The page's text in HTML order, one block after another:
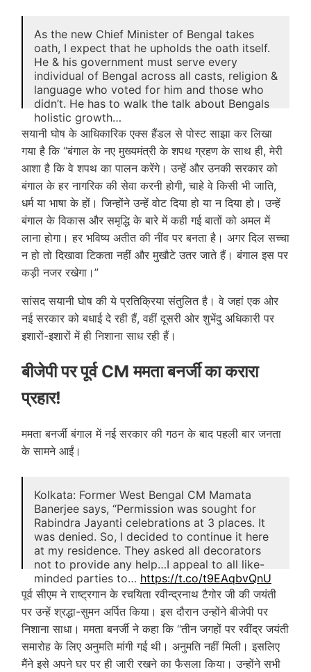
As the new Chief Minister of Bengal takes
oath, I expect that he upholds the oath itself.
He & his government must serve every
individual of Bengal across all casts, religion &
language who voted for him and those who
didn’t. He has to walk the talk about Bengals
holistic growth…
— Saayoni Ghosh (@sayani06)
May 9, 2026
सयानी घोष के आधिकारिक एक्स हैंडल से पोस्ट साझा कर लिखा
गया है कि “बंगाल के नए मुख्यमंत्री के शपथ ग्रहण के साथ ही, मेरी
आशा है कि वे शपथ का पालन करेंगे। उन्हें और उनकी सरकार को
बंगाल के हर नागरिक की सेवा करनी होगी, चाहे वे किसी भी जाति,
धर्म या भाषा के हों। जिन्होंने उन्हें वोट दिया हो या न दिया हो। उन्हें
बंगाल के विकास और समृद्धि के बारे में कही गई बातों को अमल में
लाना होगा। हर भविष्य अतीत की नींव पर बनता है। अगर दिल सच्चा
न हो तो दिखावा टिकता नहीं और मुखौटे उतर जाते हैं। बंगाल इस पर
कड़ी नजर रखेगा।”
सांसद सयानी घोष की ये प्रतिक्रिया संतुलित है। वे जहां एक ओर
नई सरकार को बधाई दे रही हैं, वहीं दूसरी ओर शुभेंदु अधिकारी पर
इशारों-इशारों में ही निशाना साध रही हैं।
बीजेपी पर पूर्व CM ममता बनर्जी का करारा
प्रहार!
ममता बनर्जी बंगाल में नई सरकार की गठन के बाद पहली बार जनता
के सामने आईं।
Kolkata: Former West Bengal CM Mamata
Banerjee says, “Permission was sought for
Rabindra Jayanti celebrations at 3 places. It
was denied. So, I decided to continue it here
at my residence. They asked all decorators
not to provide any help…I appeal to all like-
minded parties to… https://t.co/t9EAqbvQnU
pic.twitter.com/HhdthJ278y
— ANI (@ANI)May 9, 2026
पूर्व सीएम ने राष्ट्रगान के रचयिता रवीन्द्रनाथ टैगोर जी की जयंती
पर उन्हें श्रद्धा-सुमन अर्पित किया। इस दौरान उन्होंने बीजेपी पर
निशाना साधा। ममता बनर्जी ने कहा कि “तीन जगहों पर रवींद्र जयंती
समारोह के लिए अनुमति मांगी गई थी। अनुमति नहीं मिली। इसलिए
मैंने इसे अपने घर पर ही जारी रखने का फैसला किया। उन्होंने सभी